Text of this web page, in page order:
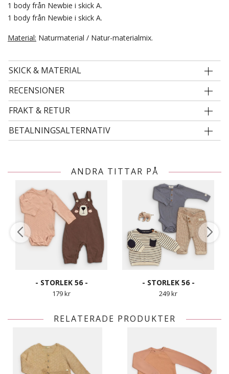
1 body från Newbie i skick A.
1 body från Newbie i skick A.
Material: Naturmaterial / Natur-materialmix.
SKICK & MATERIAL
RECENSIONER
FRAKT & RETUR
BETALNINGSALTERNATIV
ANDRA TITTAR PÅ
- STORLEK 56 -
179 kr
- STORLEK 56 -
249 kr
RELATERADE PRODUKTER